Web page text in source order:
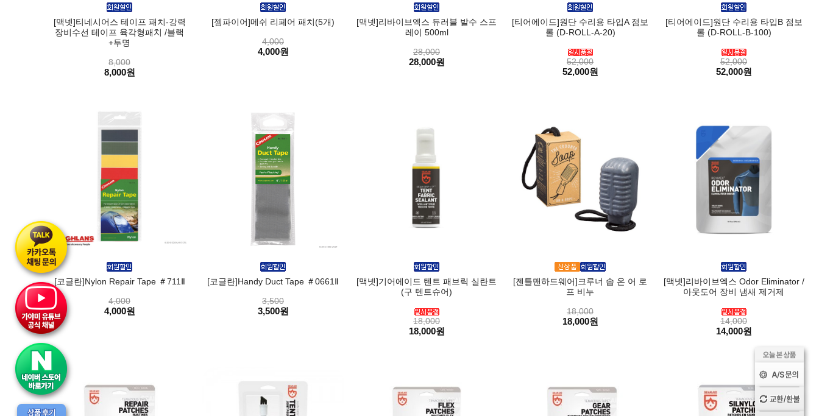
[맥넷]티네시어스 테이프 패치-강력
장비수선 테이프 육각형패치 /블랙
+투명
8,000
8,000원
[젬파이어]메쉬 리페어 패치(5개)
4,000
4,000원
[맥넷]리바이브엑스 듀러블 발수 스프
레이 500ml
28,000
28,000원
[티어에이드]원단 수리용 타입A 점보
롤 (D-ROLL-A-20)
52,000
52,000원
[티어에이드]원단 수리용 타입B 점보
롤 (D-ROLL-B-100)
52,000
52,000원
[코글란]Nylon Repair Tape ＃711Ⅱ
4,000
4,000원
[코글란]Handy Duct Tape ＃0661Ⅱ
3,500
3,500원
[맥넷]기어에이드 텐트 패브릭 실란트
(구 텐트슈어)
18,000
18,000원
[젠틀맨하드웨어]크루너 솝 온 어 로
프 비누
18,000
18,000원
[맥넷]리바이브엑스 Odor Eliminator /
아웃도어 장비 냄새 제거제
14,000
14,000원